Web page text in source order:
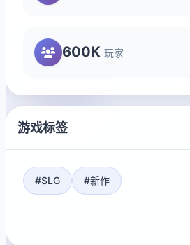
600K 玩家
游戏标签
#SLG #新作